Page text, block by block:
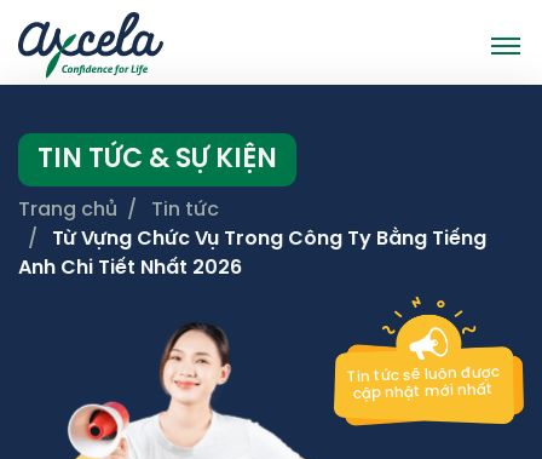
TIN TỨC & SỰ KIỆN
Trang chủ
Tin tức
Từ Vựng Chức Vụ Trong Công Ty Bằng Tiếng
Anh Chi Tiết Nhất 2026
Tin tức sẽ luôn được
cập nhật mới nhất